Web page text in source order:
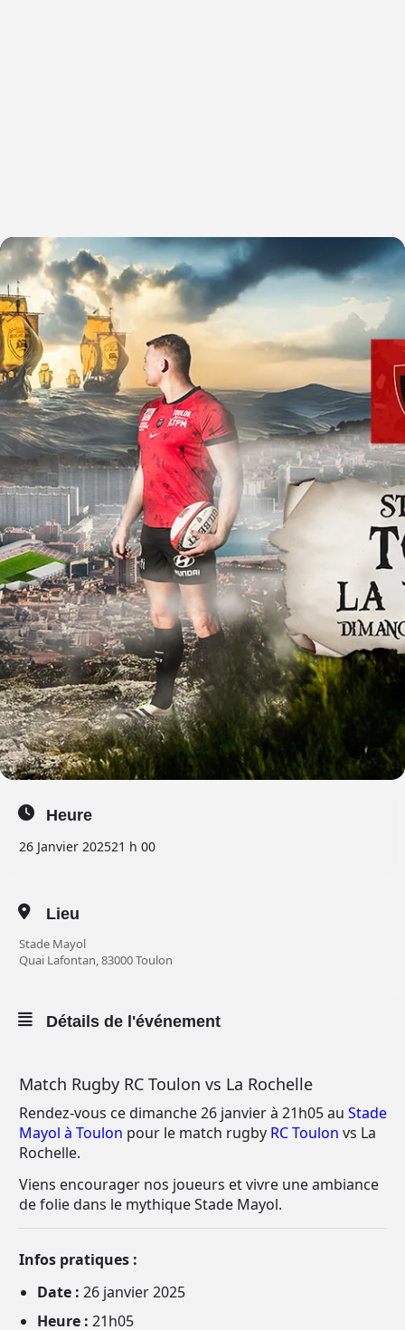
Heure
26 Janvier 202521 h 00
Lieu
Stade Mayol
Quai Lafontan, 83000 Toulon
Détails de l'événement
Match Rugby RC Toulon vs La Rochelle
Rendez-vous ce dimanche 26 janvier à 21h05 au Stade
Mayol à Toulon pour le match rugby RC Toulon vs La
Rochelle.
Viens encourager nos joueurs et vivre une ambiance
de folie dans le mythique Stade Mayol.
Infos pratiques :
Date : 26 janvier 2025
Heure : 21h05